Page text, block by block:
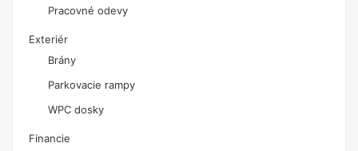
Pracovné odevy
Exteriér
Brány
Parkovacie rampy
WPC dosky
Financie